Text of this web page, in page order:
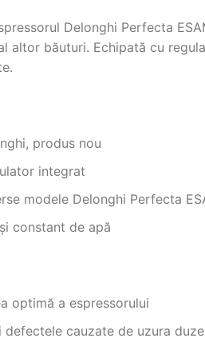
Delonghi Perfecta
altor băuturi. Echipată cu
produs nou
integrat
modele Delonghi Perfecta
constant de apă
optimă a espressorului
defectele cauzate de uzura